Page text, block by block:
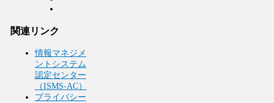
関連リンク
情報マネジメ
ントシステム
認定センター
（ISMS-AC）
プライバシー